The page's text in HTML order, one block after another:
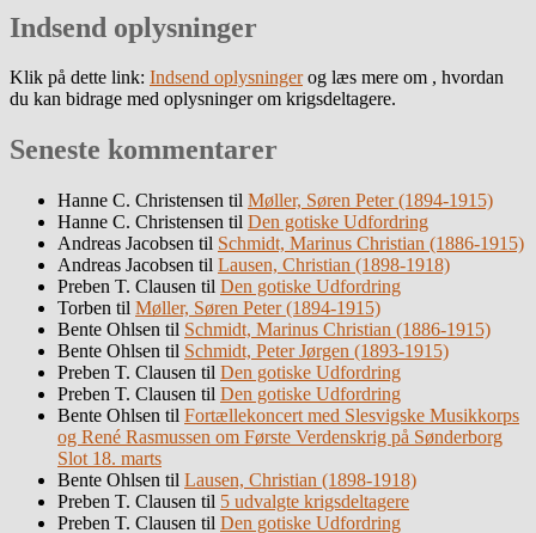
Indsend oplysninger
Klik på dette link: Indsend oplysningerog læs mere om , hvordan
du kan bidrage med oplysninger om krigsdeltagere.
Seneste kommentarer
Hanne C. Christensen til Møller, Søren Peter (1894-1915)
Hanne C. Christensen til Den gotiske Udfordring
Andreas Jacobsen til Schmidt, Marinus Christian (1886-1915)
Andreas Jacobsen til Lausen, Christian (1898-1918)
Preben T. Clausen til Den gotiske Udfordring
Torben til Møller, Søren Peter (1894-1915)
Bente Ohlsen til Schmidt, Marinus Christian (1886-1915)
Bente Ohlsen til Schmidt, Peter Jørgen (1893-1915)
Preben T. Clausen til Den gotiske Udfordring
Preben T. Clausen til Den gotiske Udfordring
Bente Ohlsen til Fortællekoncert med Slesvigske Musikkorps
og René Rasmussen om Første Verdenskrig på Sønderborg
Slot 18. marts
Bente Ohlsen til Lausen, Christian (1898-1918)
Preben T. Clausen til 5 udvalgte krigsdeltagere
Preben T. Clausen til Den gotiske Udfordring